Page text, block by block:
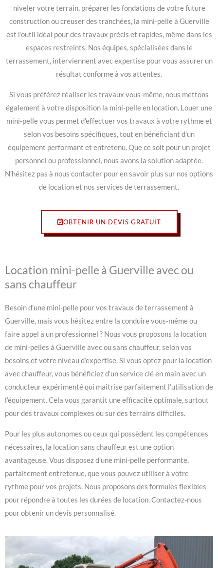
niveler votre terrain, préparer les fondations de votre future
construction ou creuser des tranchées, la mini-pelle à Guerville
est l’outil idéal pour des travaux précis et rapides, même dans les
espaces restreints. Nos équipes, spécialisées dans le
terrassement, interviennent avec expertise pour vous assurer un
résultat conforme à vos attentes.
Si vous préférez réaliser les travaux vous-même, nous mettons
également à votre disposition la mini-pelle en location. Louer une
mini-pelle vous permet d’effectuer vos travaux à votre rythme et
selon vos besoins spécifiques, tout en bénéficiant d’un
équipement performant et entretenu. Que ce soit pour un projet
personnel ou professionnel, nous avons la solution adaptée.
N’hésitez pas à nous contacter pour en savoir plus sur nos options
de location et nos services de terrassement.
OBTENIR UN DEVIS GRATUIT
Location mini-pelle à Guerville avec ou
sans chauffeur
Besoin d’une mini-pelle pour vos travaux de terrassement à
Guerville, mais vous hésitez entre la conduire vous-même ou
faire appel à un professionnel ? Nous vous proposons la location
de mini-pelles à Guerville avec ou sans chauffeur, selon vos
besoins et votre niveau d’expertise. Si vous optez pour la location
avec chauffeur, vous bénéficiez d’un service clé en main avec un
conducteur expérimenté qui maîtrise parfaitement l’utilisation de
l’équipement. Cela vous garantit une efficacité optimale, surtout
pour des travaux complexes ou sur des terrains difficiles.
Pour les plus autonomes ou ceux qui possèdent les compétences
nécessaires, la location sans chauffeur est une option
avantageuse. Vous disposez d’une mini-pelle performante,
parfaitement entretenue, que vous pouvez utiliser à votre
rythme pour vos projets. Nous proposons des formules flexibles
pour répondre à toutes les durées de location. Contactez-nous
pour obtenir un devis personnalisé.